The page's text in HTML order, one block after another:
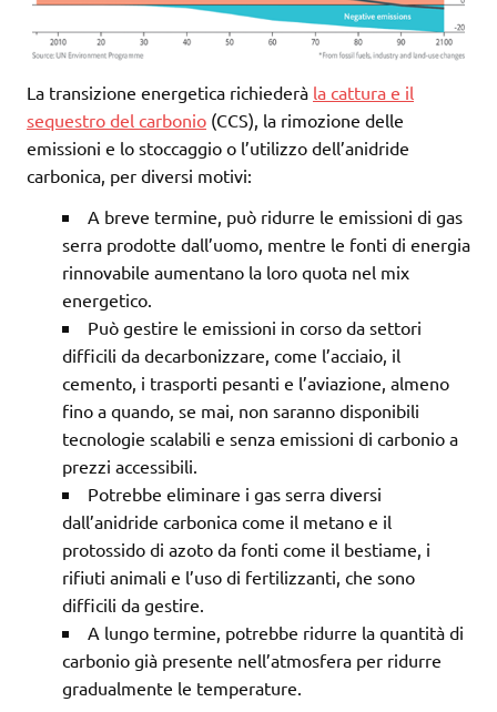
La transizione energetica richiederà la cattura e il
sequestro del carbonio (CCS), la rimozione delle
emissioni e lo stoccaggio o l’utilizzo dell’anidride
carbonica, per diversi motivi:
A breve termine, può ridurre le emissioni di gas
serra prodotte dall’uomo, mentre le fonti di energia
rinnovabile aumentano la loro quota nel mix
energetico.
Può gestire le emissioni in corso da settori
difficili da decarbonizzare, come l’acciaio, il
cemento, i trasporti pesanti e l’aviazione, almeno
fino a quando, se mai, non saranno disponibili
tecnologie scalabili e senza emissioni di carbonio a
prezzi accessibili.
Potrebbe eliminare i gas serra diversi
dall’anidride carbonica come il metano e il
protossido di azoto da fonti come il bestiame, i
rifiuti animali e l’uso di fertilizzanti, che sono
difficili da gestire.
A lungo termine, potrebbe ridurre la quantità di
carbonio già presente nell’atmosfera per ridurre
gradualmente le temperature.